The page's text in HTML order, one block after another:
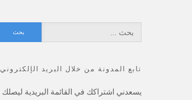
البحث
عن:
تابع المدونة من خلال البريد الإلكتروني
يسعدني اشتراكك في القائمة البريدية ليصلك